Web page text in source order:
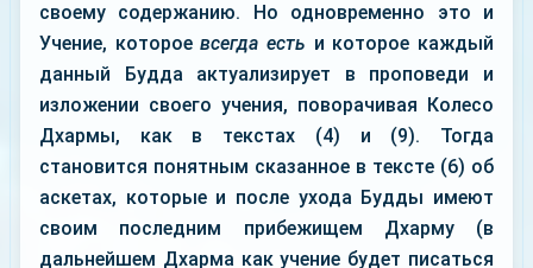
своему содержанию. Но одновременно это и
Учение, котороевсегда есть и которое каждый
данный Будда актуализирует в проповеди и
изложении своего учения, поворачивая Колесо
Дхармы, как в текстах (4) и (9). Тогда
становится понятным сказанное в тексте (6) об
аскетах, которые и после ухода Будды имеют
своим последним прибежищем Дхарму (в
дальнейшем Дхарма как учение будет писаться